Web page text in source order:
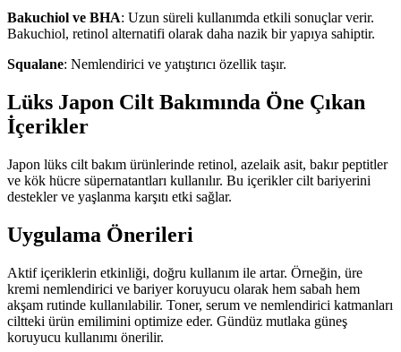
Bakuchiol ve BHA: Uzun süreli kullanımda etkili sonuçlar verir.
Bakuchiol, retinol alternatifi olarak daha nazik bir yapıya sahiptir.
Squalane: Nemlendirici ve yatıştırıcı özellik taşır.
Lüks Japon Cilt Bakımında Öne Çıkan
İçerikler
Japon lüks cilt bakım ürünlerinde retinol, azelaik asit, bakır peptitler
ve kök hücre süpernatantları kullanılır. Bu içerikler cilt bariyerini
destekler ve yaşlanma karşıtı etki sağlar.
Uygulama Önerileri
Aktif içeriklerin etkinliği, doğru kullanım ile artar. Örneğin, üre
kremi nemlendirici ve bariyer koruyucu olarak hem sabah hem
akşam rutinde kullanılabilir. Toner, serum ve nemlendirici katmanları
ciltteki ürün emilimini optimize eder. Gündüz mutlaka güneş
koruyucu kullanımı önerilir.